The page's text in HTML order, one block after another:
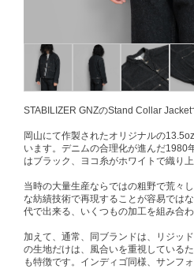
STABILIZER GNZのStand Collar Jacket
岡山にて作製されたオリジナルの
います。デニムの合理化が進んだ1980
はブラック、ヨコ糸がホワイトで織り上
当時の大量生産ならではの粗野で荒々
な紡績技術で再現することが容易では
代で出来る、いくつもの加工を組み合
加えて、通常、同ブランドは、リジッ
の生地だけは、風合いを重視している
も特徴です。インディゴ同様、サンフ